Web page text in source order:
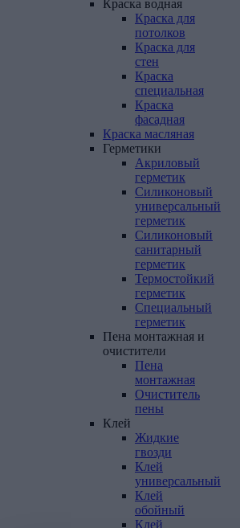
Краска водная
Краска для
потолков
Краска для
стен
Краска
специальная
Краска
фасадная
Краска масляная
Герметики
Акриловый
герметик
Силиконовый
универсальный
герметик
Силиконовый
санитарный
герметик
Термостойкий
герметик
Специальный
герметик
Пена монтажная и
очистители
Пена
монтажная
Очиститель
пены
Клей
Жидкие
гвозди
Клей
универсальный
Клей
обойный
Клей